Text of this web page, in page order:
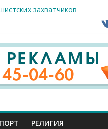
захватчиков
ВСУ
РЕЛИГИЯ